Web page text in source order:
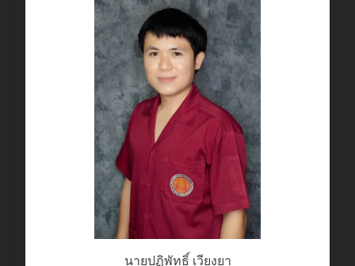
นายปฏิพัทธิ์ เวียงยา